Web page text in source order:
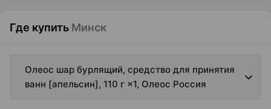
Где купить Минск
Олеос шар бурлящий, средство для принятия
ванн [апельсин], 110 г ×1, Олеос Россия